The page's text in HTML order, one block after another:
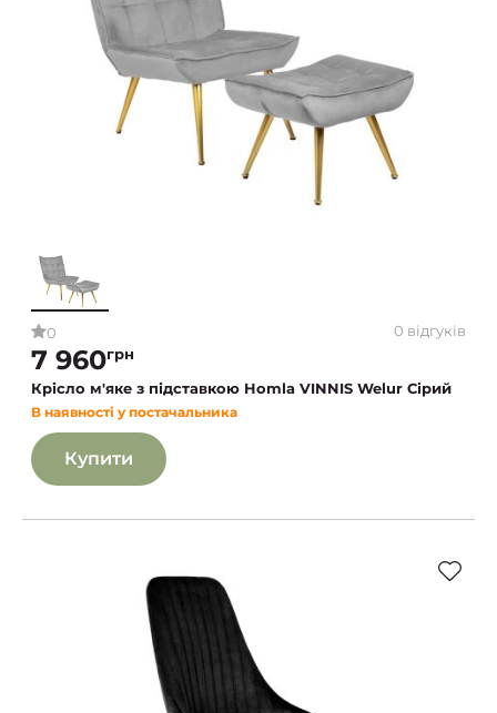
0 0 відгуків
7 960грн
Крісло м'яке з підставкою Homla VINNIS Welur Сірий
В наявності у постачальника
Купити